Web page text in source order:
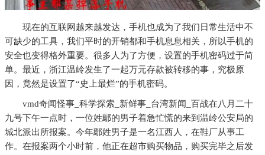
现在的互联网越来越发达，手机也成为了我们日常生活中不
可缺少的工具，我们平时的开销都和手机息息相关，所以手机的
安全也变得格外重要。很多人为了方便，设置的手机密码过于简
单。最近，浙江温岭发生了一起万元存款被转移的事，究极原
因，竟然是设置了“史上最烂”的手机密码。
vmd奇闻怪事_科学探索_新鲜事_台湾新闻_百战在八月二十
九号下午一点时，一位姓鄢的男子着急忙慌的来到温岭公安局的
城北派出所报案。今年鄢姓男子是一名江西人，在鞋厂从事工
作。在报案两个小时前，他正在超市购买物品，购买完毕之后发